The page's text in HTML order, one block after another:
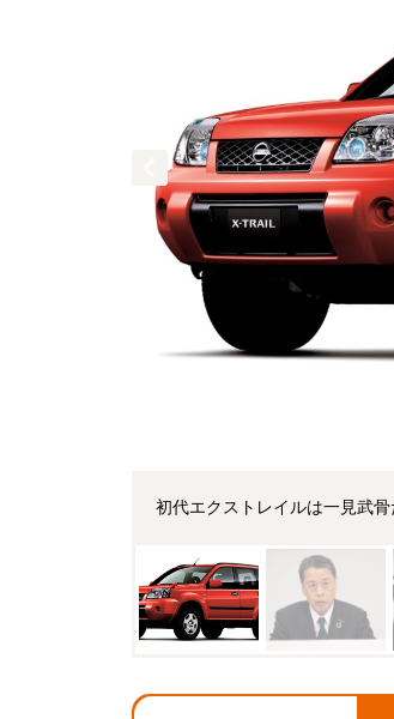
初代エクストレイルは一見武